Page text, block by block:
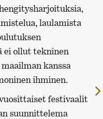
laulamista
ei ollut tekninen
kanssa
ihminen.
festivaalit
suunnittelema